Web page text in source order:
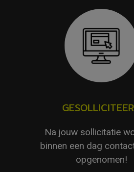
Na jouw sollicitatie
binnen een dag
opgenomen!